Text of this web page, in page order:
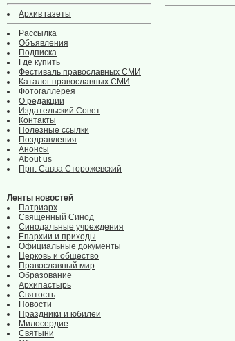
Архив газеты
Рассылка
Объявления
Подписка
Где купить
Фестиваль православных СМИ
Каталог православных СМИ
Фотогаллерея
О редакции
Издательский Совет
Контакты
Полезные ссылки
Поздравления
Анонсы
About us
Прп. Савва Сторожевский
Ленты новостей
Патриарх
Священный Синод
Синодальные учреждения
Епархии и приходы
Официальные документы
Церковь и общество
Православный мир
Образование
Архипастырь
Святость
Новости
Праздники и юбилеи
Милосердие
Святыни